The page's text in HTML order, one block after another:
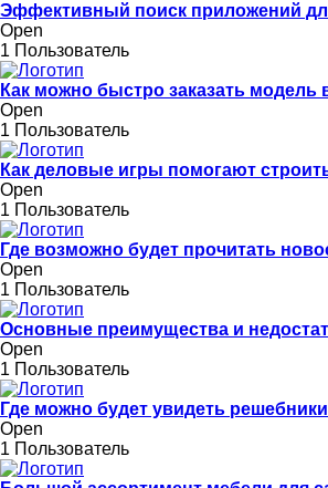
Эффективный поиск приложений
Open
1 Пользователь
Как можно быстро заказать модель
Open
1 Пользователь
Как деловые игры помогают
Open
1 Пользователь
Где возможно будет прочитать
Open
1 Пользователь
Основные преимущества и
Open
1 Пользователь
Где можно будет увидеть
Open
1 Пользователь